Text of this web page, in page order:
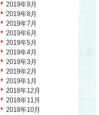
2019年9月
2019年8月
2019年7月
2019年6月
2019年5月
2019年4月
2019年3月
2019年2月
2019年1月
2018年12月
2018年11月
2018年10月